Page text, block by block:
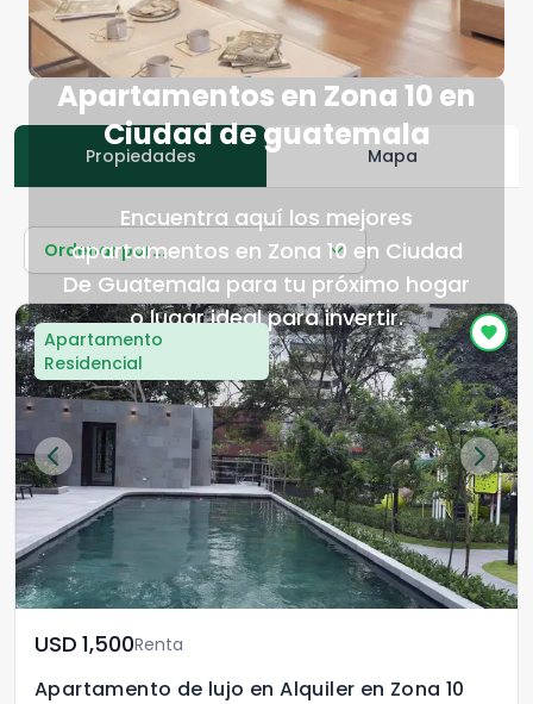
Apartamentos en Zona 10 en
Ciudad de guatemala
Encuentra aquí los mejores
apartamentos en Zona 10 en Ciudad
De Guatemala para tu próximo hogar
o lugar ideal para invertir.
Propiedades Mapa
Ordenar por...
Apartamento
Residencial
USD	1,500Renta
Apartamento de lujo en Alquiler en Zona 10